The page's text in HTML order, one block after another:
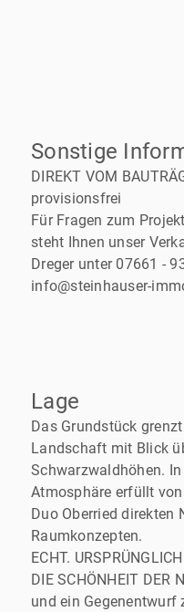
Sonstige
DIREKT VOM
provisionsfrei
Für Fragen zum
steht Ihnen unser
Dreger unter 07661 -
info@steinhauser-
Lage
Das Grundstück
Landschaft mit Blick
Schwarzwaldhöhen.
Atmosphäre erfüllt
Duo Oberried
Raumkonzepten.
ECHT.
DIE SCHÖNHEIT DER
und ein Gegenentwurf